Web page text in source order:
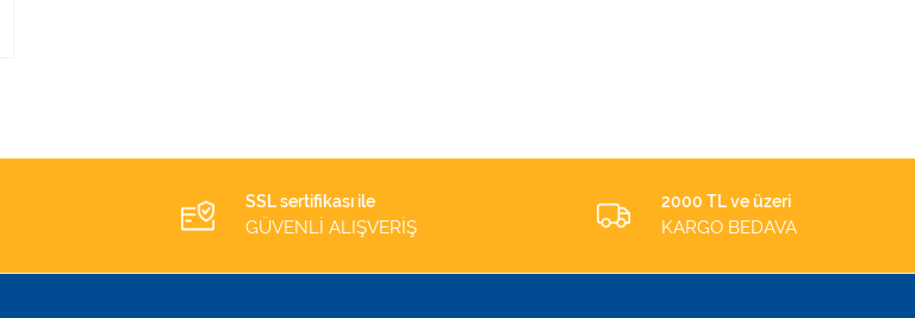
SSL sertifikası ile
GÜVENLİ ALIŞVERİŞ
2000 TL ve üzeri
KARGO BEDAVA